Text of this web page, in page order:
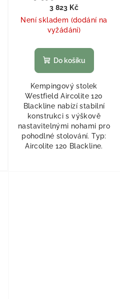
3 823 Kč
Není skladem (dodání na
vyžádání)
Do košíku
Kempingový stolek
Westfield Aircolite 120
Blackline nabízí stabilní
konstrukci s výškově
nastavitelnými nohami pro
pohodlné stolování. Typ:
Aircolite 120 Blackline.